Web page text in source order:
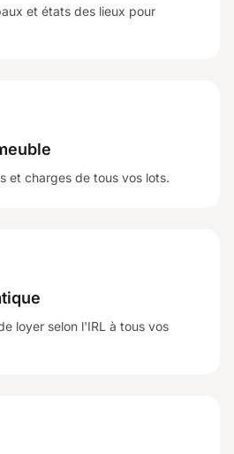
et états des lieux pour
et charges de tous vos lots.
loyer selon l'IRL à tous vos